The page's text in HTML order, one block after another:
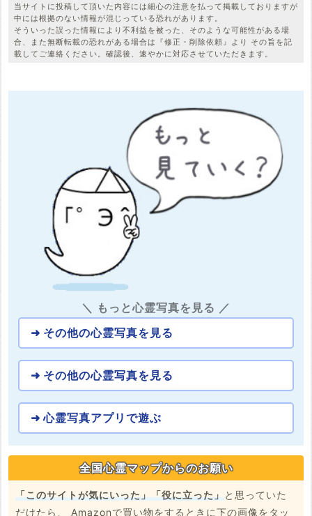
当サイトに投稿して頂いた内容には細心の注意を払って掲載しておりますが
中には根拠のない情報が混じっている恐れがあります。
そういった誤った情報により不利益を被った、そのような可能性がある場
合、また無断転載の恐れがある場合は『修正・削除依頼』より その旨を記
載してご連絡ください。確認後、速やかに対応させていただきます。
＼ もっと心霊写真を見る ／
その他の心霊写真を見る
その他の心霊写真を見る
心霊写真アプリで遊ぶ
全国心霊マップからのお願い
「このサイトが気にいった」「役に立った」と思っていた
だけたら、 Amazonで買い物をするときに下の画像をタッ